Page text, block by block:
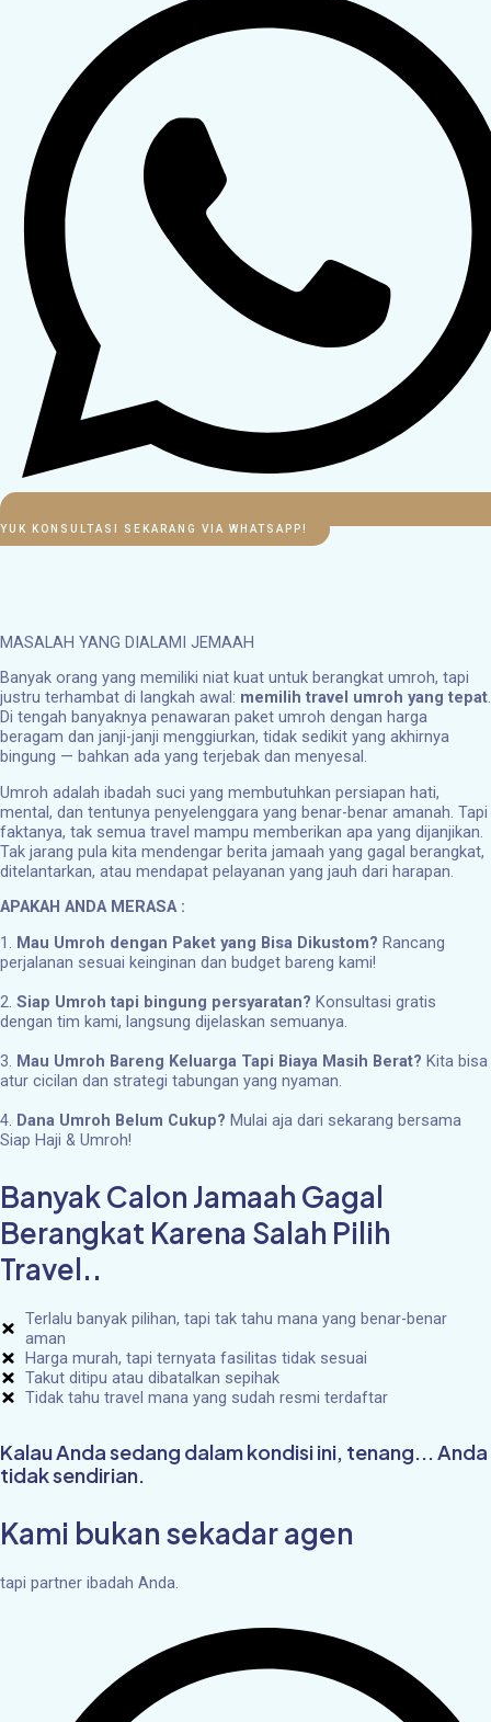
YUK KONSULTASI SEKARANG VIA WHATSAPP!
MASALAH YANG DIALAMI JEMAAH
Banyak orang yang memiliki niat kuat untuk berangkat umroh, tapi
justru terhambat di langkah awal: memilih travel umroh yang tepat.
Di tengah banyaknya penawaran paket umroh dengan harga
beragam dan janji-janji menggiurkan, tidak sedikit yang akhirnya
bingung — bahkan ada yang terjebak dan menyesal.
Umroh adalah ibadah suci yang membutuhkan persiapan hati,
mental, dan tentunya penyelenggara yang benar-benar amanah. Tapi
faktanya, tak semua travel mampu memberikan apa yang dijanjikan.
Tak jarang pula kita mendengar berita jamaah yang gagal berangkat,
ditelantarkan, atau mendapat pelayanan yang jauh dari harapan.
APAKAH ANDA MERASA :
1. Mau Umroh dengan Paket yang Bisa Dikustom? Rancang
perjalanan sesuai keinginan dan budget bareng kami!
2. Siap Umroh tapi bingung persyaratan? Konsultasi gratis
dengan tim kami, langsung dijelaskan semuanya.
3. Mau Umroh Bareng Keluarga Tapi Biaya Masih Berat? Kita bisa
atur cicilan dan strategi tabungan yang nyaman.
4. Dana Umroh Belum Cukup? Mulai aja dari sekarang bersama
Siap Haji & Umroh!
Banyak Calon Jamaah Gagal
Berangkat Karena Salah Pilih
Travel..
Terlalu banyak pilihan, tapi tak tahu mana yang benar-benar
aman
Harga murah, tapi ternyata fasilitas tidak sesuai
Takut ditipu atau dibatalkan sepihak
Tidak tahu travel mana yang sudah resmi terdaftar
Kalau Anda sedang dalam kondisi ini, tenang... Anda
tidak sendirian.
Kami bukan sekadar agen
tapi partner ibadah Anda.